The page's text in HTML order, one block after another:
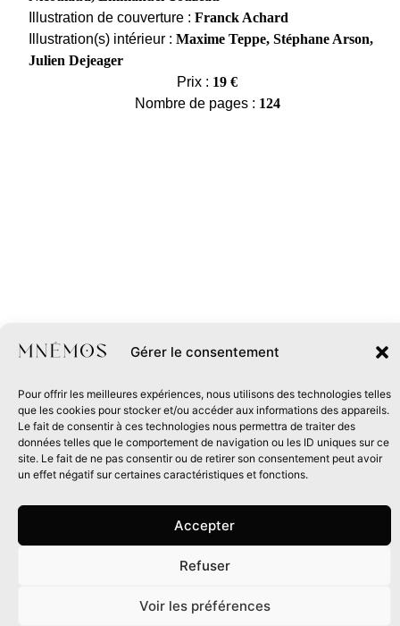
Gérer le consentement
Pour offrir les meilleures expériences, nous utilisons des technologies telles
que les cookies pour stocker et/ou accéder aux informations des appareils.
Le fait de consentir à ces technologies nous permettra de traiter des
données telles que le comportement de navigation ou les ID uniques sur ce
site. Le fait de ne pas consentir ou de retirer son consentement peut avoir
un effet négatif sur certaines caractéristiques et fonctions.
Accepter
Refuser
Voir les préférences
Illustration de couverture : Franck Achard
Illustration(s) intérieur : Maxime Teppe, Stéphane Arson,
Julien Dejeager
Prix : 19 €
Nombre de pages : 124